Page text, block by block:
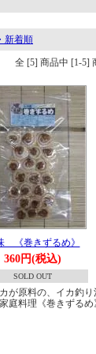
・新着順
全 [5] 商品中 [1-5]
《巻きずるめ》
360円(税込)
SOLD OUT
が原料の、イカ釣り
庭料理《巻きずるめ